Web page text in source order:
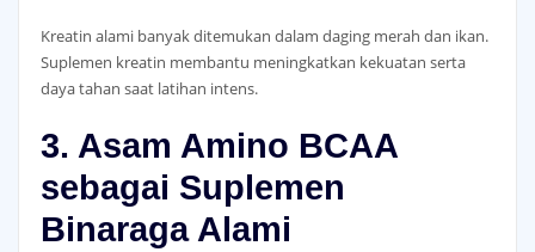
Kreatin alami banyak ditemukan dalam daging merah dan ikan.
Suplemen kreatin membantu meningkatkan kekuatan serta
daya tahan saat latihan intens.
3. Asam Amino BCAA
sebagai Suplemen
Binaraga Alami